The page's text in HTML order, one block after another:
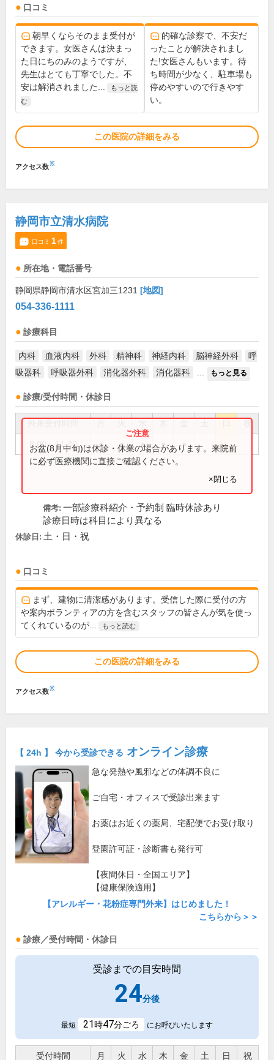
口コミ
朝早くならそのまま受付が
できます。女医さんは決まっ
た日にちのみのようですが、
先生はとても丁寧でした。不
安は解消されました...
もっと読
む
的確な診察で、不安だ
ったことが解決されまし
た!女医さんもいます。待
ち時間が少なく、駐車場も
停めやすいので行きやす
い。
この医院の詳細をみる
アクセス数※
静岡市立清水病院
口コミ 1件
所在地・電話番号
静岡県静岡市清水区宮加三1231 [地図]
054-336-1111
診療科目
内科 血液内科 外科 精神科 神経内科 脳神経外科
呼
吸器科
呼吸器外科 消化器外科 消化器科 もっと見る
診療/受付時間・休診日
祝
8:00～11:30 ● ● ● ● ●
お盆(8月中旬)は休診・休業の場合があります。来院前
に必ず医療機関に直接ご確認ください。
×閉じる
備考: 一部診療科紹介・予約制 臨時休診あり
診療日時は科目により異なる
休診日: 土・日・祝
口コミ
まず、建物に清潔感があります。受信した際に受付の方
や案内ボランティアの方を含むスタッフの皆さんが気を使っ
てくれているのが...
もっと読む
この医院の詳細をみる
アクセス数※
【 24h 】 今から受診できる オンライン診療
急な発熱や風邪などの体調不良に
ご自宅・オフィスで受診出来ます
お薬はお近くの薬局、宅配便でお受け取り
登園許可証・診断書も発行可
【夜間休日・全国エリア】
【健康保険適用】
【アレルギー・花粉症専門外来】はじめました！
こちらから＞＞
診療／受付時間・休診日
受診までの目安時間
24分後
最短 21時47分ごろ にお呼びいたします
受付時間 月 火 水 木 金 土 日 祝